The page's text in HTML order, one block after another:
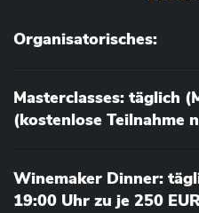
Organisatorisches:
Masterclasses: täglich
(kostenlose Teilnahme
Winemaker Dinner:
19:00 Uhr zu je 250